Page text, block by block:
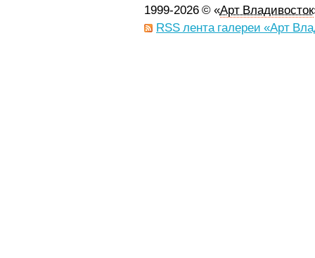
1999-2026 © «Арт Владивосток
RSS лента галереи «Арт